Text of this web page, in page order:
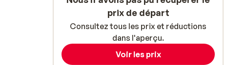
prix de départ
Consultez tous les prix et réductions
dans l'aperçu.
Voir les prix